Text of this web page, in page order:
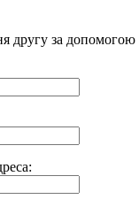
другу за